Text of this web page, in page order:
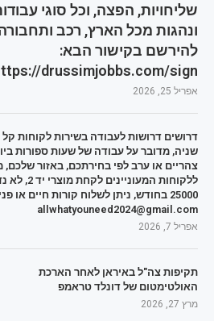
שליחויות, הפצה, וכל סוגי
ונהגות מכל הארץ, רכב
להירשם בקישור הבא:
drussimjobbs.com/sign/
אפריל 25, 2026
שניה, מדובר על עבודה של שעות ספורות
צהריים או ערב לפי בחירתכם, באזור שלכם,
25000 בחודש, ניתן לשלוח קורות חיים או
allwhatyouneed2024@gmail.com
אפריל 7, 2026
תקיפות צה"ל באיראן לאחר הארכת
האולטימטום של דונלד טראמפ
מרץ 27, 2026